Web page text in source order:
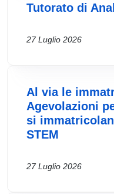
Tutorato di
27 Luglio 2026
Al via le
Agevolazioni
si
STEM
27 Luglio 2026